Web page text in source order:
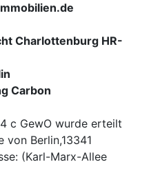
Charlottenburg HR-
Carbon
c GewO wurde erteilt
Berlin,13341
(Karl-Marx-Allee